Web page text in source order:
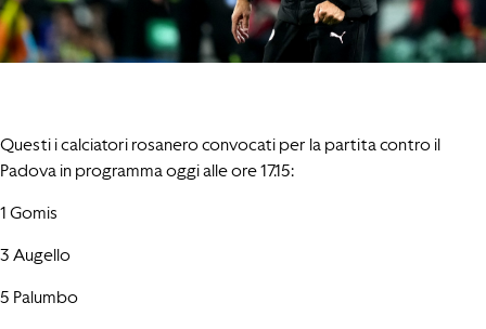
Questi i calciatori rosanero convocati per la partita contro il
Padova in programma oggi alle ore 17.15:
1 Gomis
3 Augello
5 Palumbo